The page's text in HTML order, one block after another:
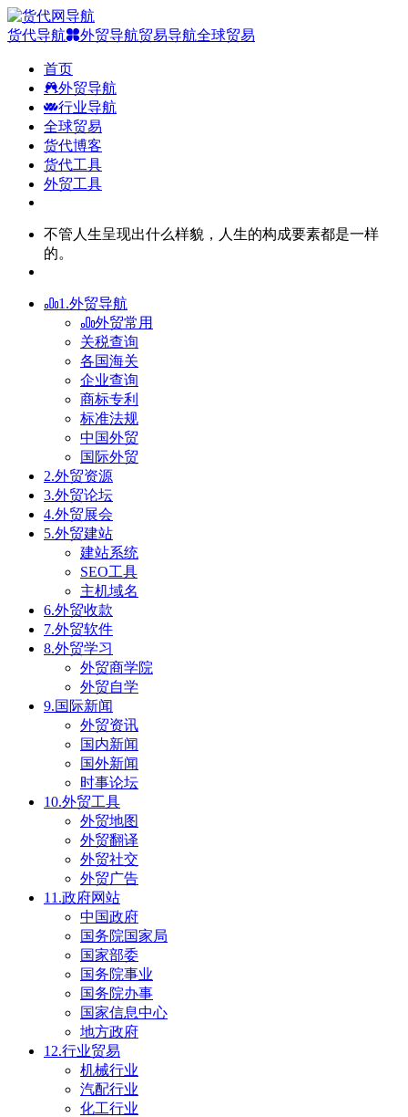
货代导航 外贸导航贸易导航全球贸易
首页
外贸导航
行业导航
全球贸易
货代博客
货代工具
外贸工具
不管人生呈现出什么样貌，人生的构成要素都是一样
的。
1.外贸导航
外贸常用
关税查询
各国海关
企业查询
商标专利
标准法规
中国外贸
国际外贸
2.外贸资源
3.外贸论坛
4.外贸展会
5.外贸建站
建站系统
SEO工具
主机域名
6.外贸收款
7.外贸软件
8.外贸学习
外贸商学院
外贸自学
9.国际新闻
外贸资讯
国内新闻
国外新闻
时事论坛
10.外贸工具
外贸地图
外贸翻译
外贸社交
外贸广告
11.政府网站
中国政府
国务院国家局
国家部委
国务院事业
国务院办事
国家信息中心
地方政府
12.行业贸易
机械行业
汽配行业
化工行业